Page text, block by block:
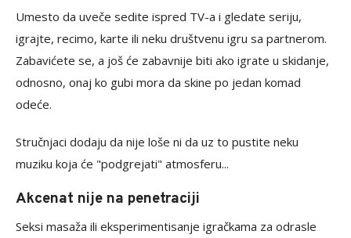
Umesto da uveče sedite ispred TV-a i gledate seriju,
igrajte, recimo, karte ili neku društvenu igru sa partnerom.
Zabavićete se, a još će zabavnije biti ako igrate u skidanje,
odnosno, onaj ko gubi mora da skine po jedan komad
odeće.
Stručnjaci dodaju da nije loše ni da uz to pustite neku
muziku koja će "podgrejati" atmosferu...
Akcenat nije na penetraciji
Seksi masaža ili eksperimentisanje igračkama za odrasle